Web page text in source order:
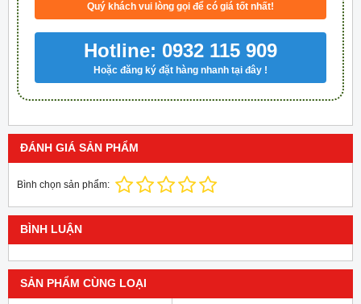
Quý khách vui lòng gọi để có giá tốt nhất!
Hotline: 0932 115 909
Hoặc đăng ký đặt hàng nhanh tại đây !
ĐÁNH GIÁ SẢN PHẨM
Bình chọn sản phẩm:
BÌNH LUẬN
SẢN PHẨM CÙNG LOẠI